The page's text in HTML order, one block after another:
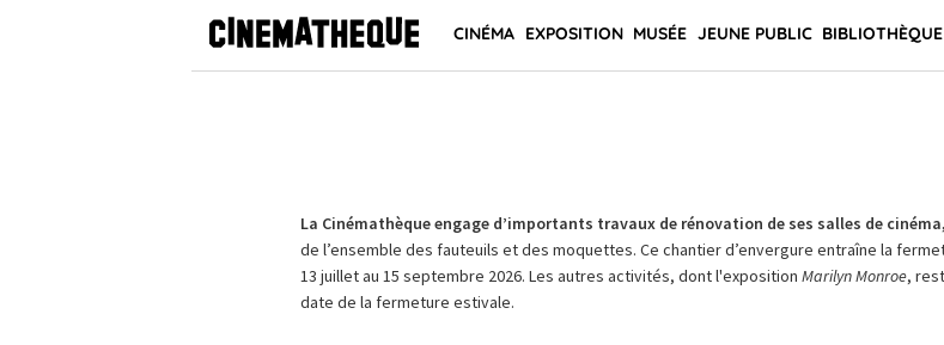
CINÉMA EXPOSITION MUSÉE JEUNE PUBLIC BIBLIOTHÈQUE
La Cinémathèque engage d’importants travaux de rénovation de ses salles de cinéma,
de l’ensemble des fauteuils et des moquettes. Ce chantier d’envergure entraîne la
13 juillet au 15 septembre 2026. Les autres activités, dont l'exposition Marilyn Monroe,
date de la fermeture estivale.